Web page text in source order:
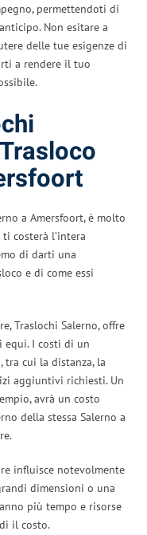
permettendoti di
Non esitare a
delle tue esigenze di
a rendere il tuo
a Amersfoort, è molto
costerà l’intera
di darti una
e di come essi
Traslochi Salerno, offre
equi. I costi di un
cui la distanza, la
aggiuntivi richiesti. Un
avrà un costo
della stessa Salerno a
influisce notevolmente
dimensioni o una
più tempo e risorse
il costo.